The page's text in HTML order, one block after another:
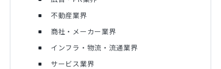
不動産業界
商社・メーカー業界
インフラ・物流・流通業界
サービス業界